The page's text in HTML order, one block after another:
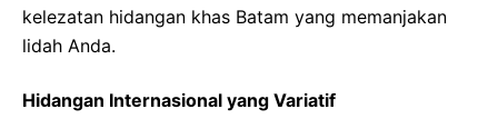
kelezatan hidangan khas Batam yang memanjakan
lidah Anda.
Hidangan Internasional yang Variatif